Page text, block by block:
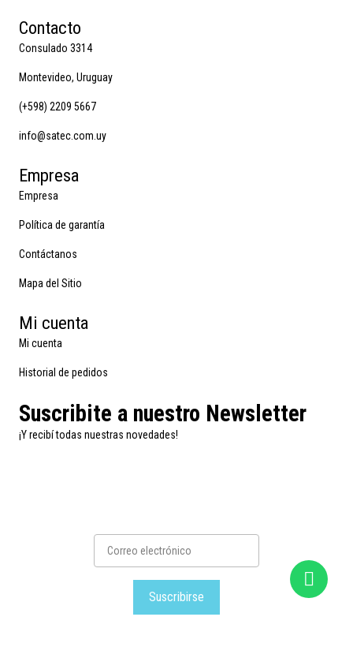
Contacto
Consulado 3314
Montevideo, Uruguay
(+598) 2209 5667
info@satec.com.uy
Empresa
Empresa
Política de garantía
Contáctanos
Mapa del Sitio
Mi cuenta
Mi cuenta
Historial de pedidos
Suscribite a nuestro Newsletter
¡Y recibí todas nuestras novedades!
Suscribirse